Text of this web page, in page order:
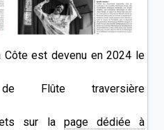
est devenu en 2024 le
Flûte traversière
sur la page dédiée à